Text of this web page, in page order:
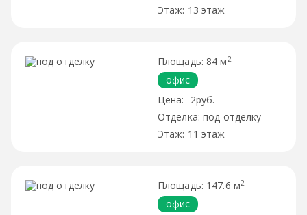
13 этаж
84 м 2
офис
-2руб.
под отделку
11 этаж
147.6 м2
офис